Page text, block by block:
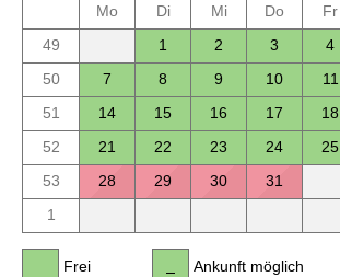
Mo
Di Mi Do Fr
49
1 2 3 4
50
7 8 9 10 11
51
14 15 16 17 18
52
21 22 23 24 25
53
28 29 30
31
1
Frei Ankunft möglich